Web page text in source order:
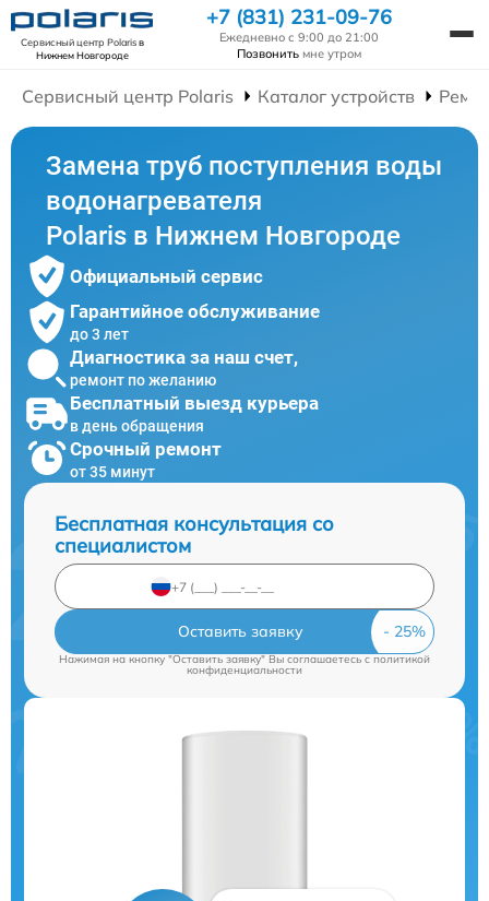
Сервисный центр Polarisв
Нижнем Новгороде
+7 (831) 231-09-76
Ежедневно с 9:00 до 21:00
Позвонить мне утром
Сервисный центр Polaris Каталог устройств
Замена труб поступления воды
водонагревателя
Polaris в Нижнем Новгороде
Официальный сервис
Гарантийное обслуживание
до 3 лет
Диагностика за наш счет,
ремонт по желанию
Бесплатный выезд курьера
в день обращения
Срочный ремонт
от 35 минут
Бесплатная консультация со
специалистом
Оставить заявку
Нажимая на кнопку "Оставить заявку" Вы соглашаетесь cполитикой
конфиденциальности